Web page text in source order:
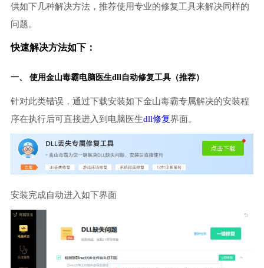
供如下几种解决方法，推荐使用专业的修复工具来解决同样的
问题。
快速解决方法如下：
一、 使用金山毒霸电脑医生dll自动修复工具（推荐）
针对此类错误，通过下载安装如下金山毒霸专属解决的安装程
序在执行后可直接进入到电脑医生dll修复界面。
安装完成自动进入如下界面